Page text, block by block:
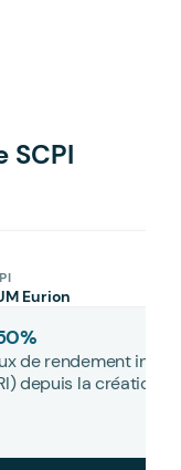
SCPI
Eurion
%
de rendement
depuis la création